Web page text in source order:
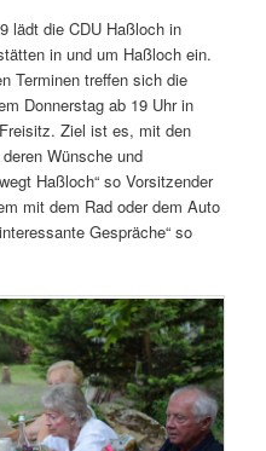
lädt die CDU Haßloch in
in und um Haßloch ein.
Terminen treffen sich die
Donnerstag ab 19 Uhr in
Ziel ist es, mit den
Wünsche und
Haßloch“ so Vorsitzender
mit dem Rad oder dem Auto
Gespräche“ so